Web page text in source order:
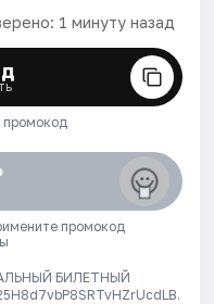
1 минуту назад
промокод
промокод
БИЛЕТНЫЙ